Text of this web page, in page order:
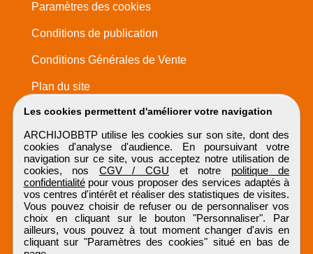
Les cookies permettent d'améliorer votre navigation
ARCHIJOBBTP utilise les cookies sur son site, dont des
cookies d'analyse d'audience. En poursuivant votre
navigation sur ce site, vous acceptez notre utilisation de
cookies, nos CGV / CGU et notre politique de
confidentialitépour vous proposer des services adaptés à
vos centres d'intérêt et réaliser des statistiques de visites.
Vous pouvez choisir de refuser ou de personnaliser vos
choix en cliquant sur le bouton "Personnaliser". Par
ailleurs, vous pouvez à tout moment changer d'avis en
cliquant sur "Paramètres des cookies" situé en bas de
Paramètres des cookies
Conditions de publication
Conditions Générales de Vente
Plan du site